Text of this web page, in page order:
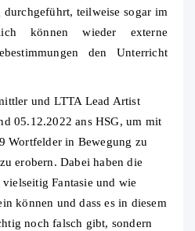
teilweise sogar im
können wieder externe
den Unterricht
und LTTA Lead Artist
05.12.2022 ans HSG, um mit
Wortfelder in Bewegung zu
erobern. Dabei haben die
Fantasie und wie
können und dass es in diesem
noch falsch gibt, sondern